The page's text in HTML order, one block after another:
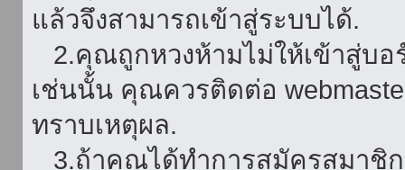
แล้วจึงสามารถเข้าสู่ระบบได้.
2.คุณถูกหวงห้ามไม่ให้เข้าสู่บอ
เช่นนั้น คุณควรติดต่อ
ทราบเหตุผล.
3.ถ้าคุณได้ทำการสมัครสมาชิ